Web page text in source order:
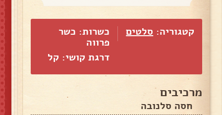
קטגוריה: סלטים
כשרות: כשר
פרווה
דרגת קושי: קל
מרכיבים
חסה סלנובה